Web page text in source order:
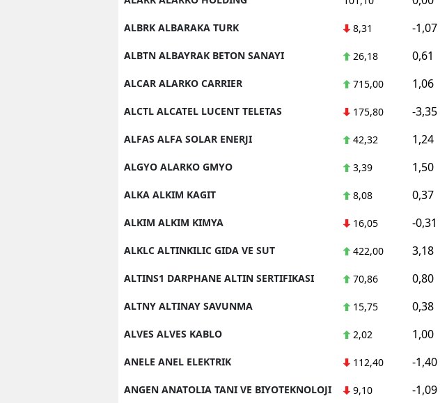
ALBRK ALBARAKA TURK 8,31 -1,07
ALBTN ALBAYRAK BETON SANAYI 26,18 0,61
ALCAR ALARKO CARRIER 715,00 1,06
ALCTL ALCATEL LUCENT TELETAS 175,80 -3,35
ALFAS ALFA SOLAR ENERJI 42,32 1,24
ALGYO ALARKO GMYO 3,39 1,50
ALKA ALKIM KAGIT 8,08 0,37
ALKIM ALKIM KIMYA 16,05 -0,31
ALKLC ALTINKILIC GIDA VE SUT 422,00 3,18
ALTINS1 DARPHANE ALTIN SERTIFIKASI 70,86 0,80
ALTNY ALTINAY SAVUNMA 15,75 0,38
ALVES ALVES KABLO 2,02 1,00
ANELE ANEL ELEKTRIK 112,40 -1,40
ANGEN ANATOLIA TANI VE BIYOTEKNOLOJI 9,10 -1,09